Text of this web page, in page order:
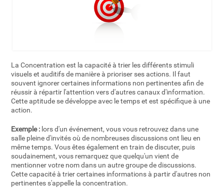
La Concentration est la capacité à trier les différents stimuli
visuels et auditifs de manière à prioriser ses actions. Il faut
souvent ignorer certaines informations non pertinentes afin de
réussir à répartir l'attention vers d'autres canaux d'information.
Cette aptitude se développe avec le temps et est spécifique à une
action.
Exemple : lors d'un événement, vous vous retrouvez dans une
salle pleine d'invités où de nombreuses discussions ont lieu en
même temps. Vous êtes également en train de discuter, puis
soudainement, vous remarquez que quelqu'un vient de
mentionner votre nom dans un autre groupe de discussions.
Cette capacité à trier certaines informations à partir d'autres non
pertinentes s'appelle la concentration.